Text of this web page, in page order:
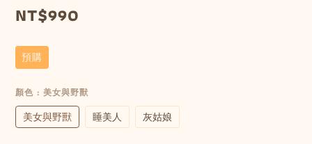
NT$990
預購
顏色 : 美女與野獸
美女與野獸 睡美人 灰姑娘